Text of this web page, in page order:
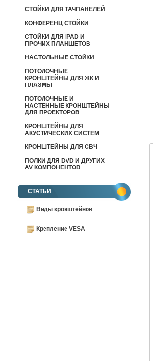
СТОЙКИ ДЛЯ ТАЧПАНЕЛЕЙ
КОНФЕРЕНЦ СТОЙКИ
CТОЙКИ ДЛЯ IPAD И
ПРОЧИХ ПЛАНШЕТОВ
НАСТОЛЬНЫЕ СТОЙКИ
ПОТОЛОЧНЫЕ
КРОНШТЕЙНЫ ДЛЯ ЖК И
ПЛАЗМЫ
ПОТОЛОЧНЫЕ И
НАСТЕННЫЕ КРОНШТЕЙНЫ
ДЛЯ ПРОЕКТОРОВ
КРОНШТЕЙНЫ ДЛЯ
АКУСТИЧЕСКИХ СИСТЕМ
КРОНШТЕЙНЫ ДЛЯ СВЧ
ПОЛКИ ДЛЯ DVD И ДРУГИХ
AV КОМПОНЕНТОВ
СТАТЬИ
Виды кронштейнов
Крепление VESA